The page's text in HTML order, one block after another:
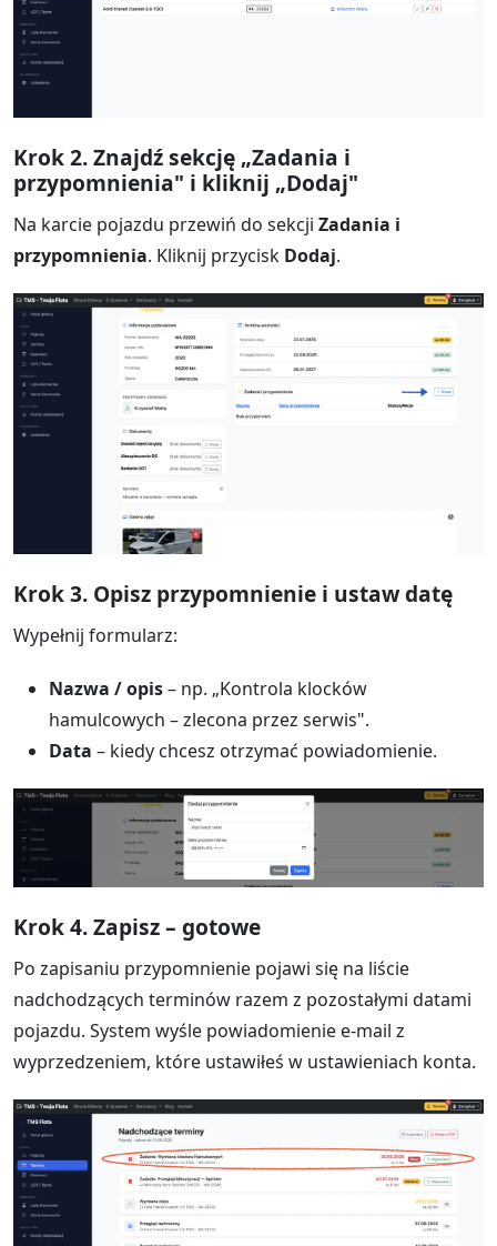
Krok 2. Znajdź sekcję „Zadania i
przypomnienia" i kliknij „Dodaj"
Na karcie pojazdu przewiń do sekcji Zadania i
przypomnienia. Kliknij przycisk Dodaj.
Krok 3. Opisz przypomnienie i ustaw datę
Wypełnij formularz:
Nazwa / opis– np. „Kontrola klocków
hamulcowych – zlecona przez serwis".
Data – kiedy chcesz otrzymać powiadomienie.
Krok 4. Zapisz – gotowe
Po zapisaniu przypomnienie pojawi się na liście
nadchodzących terminów razem z pozostałymi datami
pojazdu. System wyśle powiadomienie e-mail z
wyprzedzeniem, które ustawiłeś w ustawieniach konta.